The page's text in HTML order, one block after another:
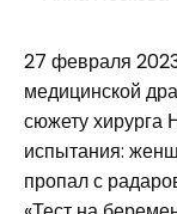
27 февраля
медицинской
сюжету хирурга
испытания:
пропал с